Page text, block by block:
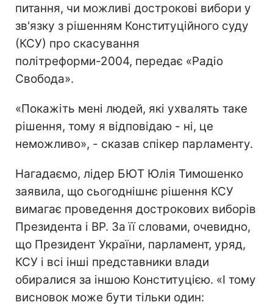
питання, чи можливі дострокові вибори у
зв'язку з рішенням Конституційного суду
(КСУ) про скасування
політреформи-2004, передає «Радіо
Свобода».
«Покажіть мені людей, які ухвалять таке
рішення, тому я відповідаю - ні, це
неможливо», - сказав спікер парламенту.
Нагадаємо, лідер БЮТ Юлія Тимошенко
заявила, що сьогоднішнє рішення КСУ
вимагає проведення дострокових виборів
Президента і ВР. За її словами, очевидно,
що Президент України, парламент, уряд,
КСУ і всі інші представники влади
обиралися за іншою Конституцією. «І тому
висновок може бути тільки один: